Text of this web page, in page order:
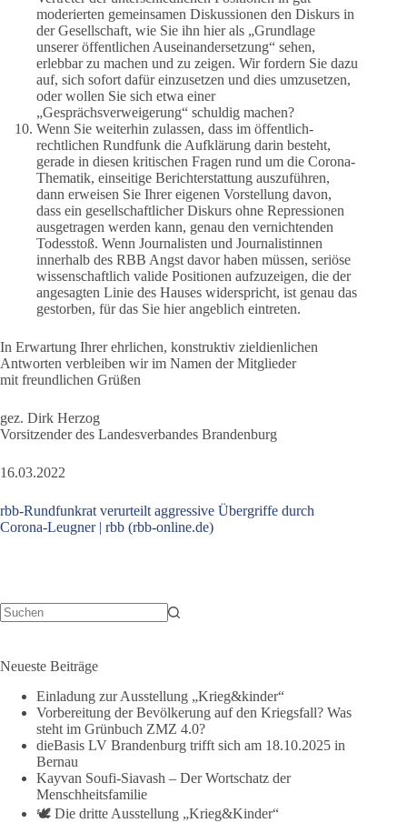
moderierten gemeinsamen Diskussionen den Diskurs in
der Gesellschaft, wie Sie ihn hier als „Grundlage
unserer öffentlichen Auseinandersetzung“ sehen,
erlebbar zu machen und zu zeigen. Wir fordern Sie dazu
auf, sich sofort dafür einzusetzen und dies umzusetzen,
oder wollen Sie sich etwa einer
„Gesprächsverweigerung“ schuldig machen?
Wenn Sie weiterhin zulassen, dass im öffentlich-
rechtlichen Rundfunk die Aufklärung darin besteht,
gerade in diesen kritischen Fragen rund um die Corona-
Thematik, einseitige Berichterstattung auszuführen,
dann erweisen Sie Ihrer eigenen Vorstellung davon,
dass ein gesellschaftlicher Diskurs ohne Repressionen
ausgetragen werden kann, genau den vernichtenden
Todesstoß. Wenn Journalisten und Journalistinnen
innerhalb des RBB Angst davor haben müssen, seriöse
wissenschaftlich valide Positionen aufzuzeigen, die der
angesagten Linie des Hauses widerspricht, ist genau das
gestorben, für das Sie hier angeblich eintreten.
In Erwartung Ihrer ehrlichen, konstruktiv zieldienlichen
Antworten verbleiben wir im Namen der Mitglieder
mit freundlichen Grüßen
gez. Dirk Herzog
Vorsitzender des Landesverbandes Brandenburg
16.03.2022
rbb-Rundfunkrat verurteilt aggressive Übergriffe durch
Corona-Leugner | rbb (rbb-online.de)
Neueste Beiträge
Einladung zur Ausstellung „Krieg&kinder“
Vorbereitung der Bevölkerung auf den Kriegsfall? Was
steht im Grünbuch ZMZ 4.0?
dieBasis LV Brandenburg trifft sich am 18.10.2025 in
Bernau
Kayvan Soufi-Siavash – Der Wortschatz der
Menschheitsfamilie
🕊️ Die dritte Ausstellung „Krieg&Kinder“